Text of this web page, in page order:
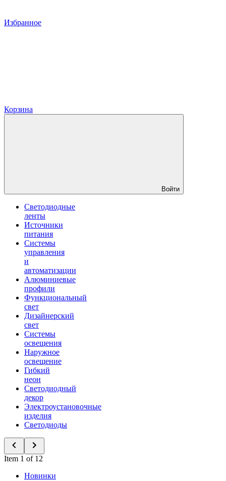
Избранное
Корзина
Войти
Светодиодные
ленты
Источники
питания
Системы
управления
и
автоматизации
Алюминиевые
профили
Функциональный
свет
Дизайнерский
свет
Системы
освещения
Наружное
освещение
Гибкий
неон
Светодиодный
декор
Электроустановочные
изделия
Светодиоды
Item 1 of 12
Новинки